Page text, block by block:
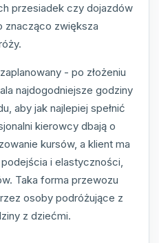
przesiadek czy dojazdów
znacząco zwiększa
- po złożeniu
najdogodniejsze godziny
aby jak najlepiej spełnić
kierowcy dbają o
kursów, a klient ma
i elastyczności,
Taka forma przewozu
osoby podróżujące z
z dziećmi.